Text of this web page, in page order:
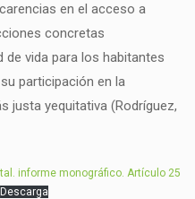
en el acceso a
concretas
vida para los habitantes
participación en la
justa yequitativa (Rodríguez,
informe monográfico. Artículo 25
Descarga